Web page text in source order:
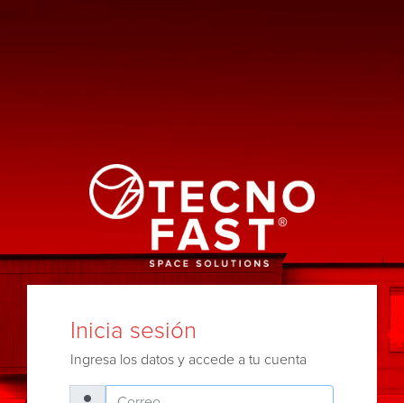
Inicia sesión
Ingresa los datos y accede a tu cuenta